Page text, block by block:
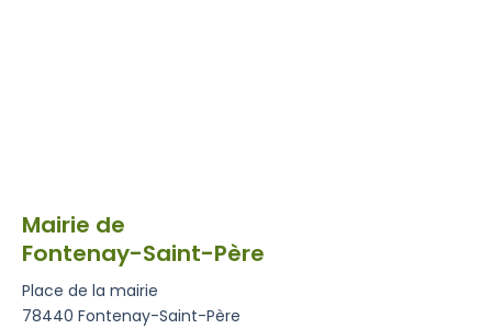
Mairie de
Fontenay-Saint-Père
Place de la mairie
78440 Fontenay-Saint-Père